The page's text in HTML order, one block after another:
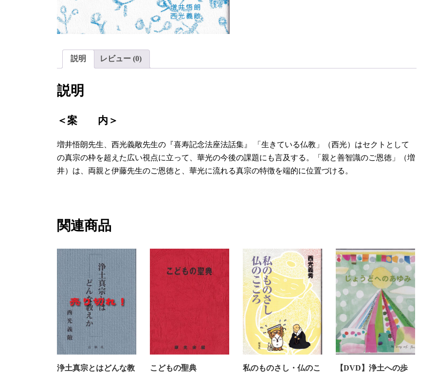
説明 レビュー (0)
説明
＜案 内＞
増井悟朗先生、西光義敞先生の『喜寿記念法座法話集』 「生きている仏教」（西光）はセクトとして
の真宗の枠を超えた広い視点に立って、華光の今後の課題にも言及する。「親と善智識のご恩徳」（増
井）は、両親と伊藤先生のご恩徳と、華光に流れる真宗の特徴を端的に位置づける。
関連商品
浄土真宗とはどんな教
こどもの聖典
私のものさし・仏のこ
【DVD】浄土への歩